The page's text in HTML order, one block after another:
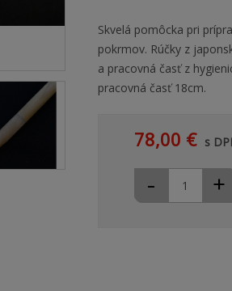
Skvelá pomôcka pri
pokrmov. Rúčky z
a pracovná časť z
pracovná časť 18cm.
78,00 € s
+
-